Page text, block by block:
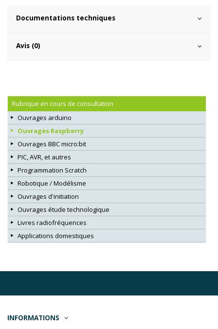
Documentations techniques
Avis (0)
Rubrique en cours de consultation
Ouvrages arduino
Ouvrages Raspberry
Ouvrages BBC micro:bit
PIC, AVR, et autres
Programmation Scratch
Robotique / Modélisme
Ouvrages d'initiation
Ouvrages étude technologique
Livres radiofréquences
Applications domestiques
INFORMATIONS